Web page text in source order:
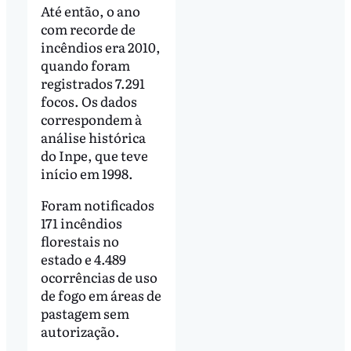
Até então, o ano
com recorde de
incêndios era 2010,
quando foram
registrados 7.291
focos. Os dados
correspondem à
análise histórica
do Inpe, que teve
início em 1998.
Foram notificados
171 incêndios
florestais no
estado e 4.489
ocorrências de uso
de fogo em áreas de
pastagem sem
autorização.